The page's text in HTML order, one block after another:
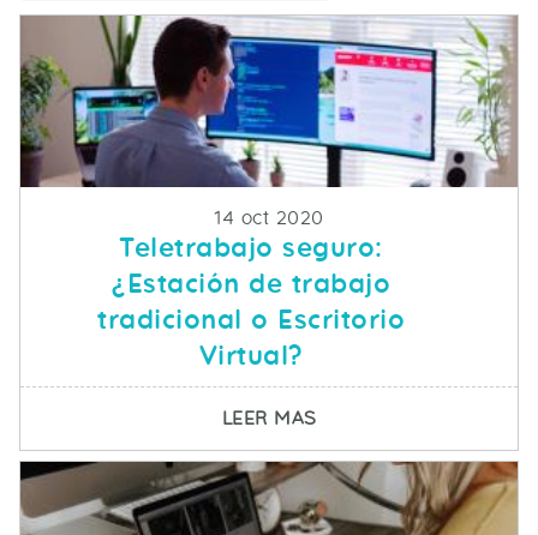
Fecha de publicacion
14 oct 2020
Teletrabajo seguro:
¿Estación de trabajo
tradicional o Escritorio
Virtual?
LEER MASSOBRE TELETRABAJO